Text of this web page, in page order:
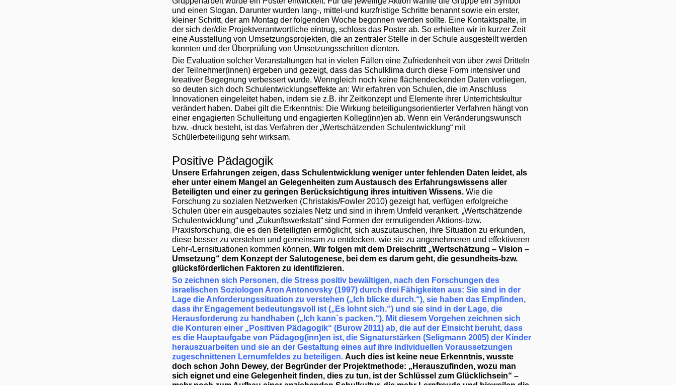
und einen Slogan. Darunter wurden lang-, mittel-und kurzfristige Schritte benannt sowie ein erster,
kleiner Schritt, der am Montag der folgenden Woche begonnen werden sollte. Eine Kontaktspalte, in
der sich der/die Projektverantwortliche eintrug, schloss das Poster ab. So erhielten wir in kurzer Zeit
eine Ausstellung von Umsetzungsprojekten, die an zentraler Stelle in der Schule ausgestellt werden
konnten und der Überprüfung von Umsetzungsschritten dienten.
Die Evaluation solcher Veranstaltungen hat in vielen Fällen eine Zufriedenheit von über zwei Dritteln
der Teilnehmer(innen) ergeben und gezeigt, dass das Schulklima durch diese Form intensiver und
kreativer Begegnung verbessert wurde. Wenngleich noch keine flächendeckenden Daten vorliegen,
so deuten sich doch Schulentwicklungseffekte an: Wir erfahren von Schulen, die im Anschluss
Innovationen eingeleitet haben, indem sie z.B. ihr Zeitkonzept und Elemente ihrer Unterrichtskultur
verändert haben. Dabei gilt die Erkenntnis: Die Wirkung beteiligungsorientierter Verfahren hängt von
einer engagierten Schulleitung und engagierten Kolleg(inn)en ab. Wenn ein Veränderungswunsch
bzw. -druck besteht, ist das Verfahren der „Wertschätzenden Schulentwicklung“ mit
Schülerbeteiligung sehr wirksam.
Positive Pädagogik
Unsere Erfahrungen zeigen, dass Schulentwicklung weniger unter fehlenden Daten leidet, als
eher unter einem Mangel an Gelegenheiten zum Austausch des Erfahrungswissens aller
Beteiligten und einer zu geringen Berücksichtigung ihres intuitiven Wissens. Wie die
Forschung zu sozialen Netzwerken (Christakis/Fowler 2010) gezeigt hat, verfügen erfolgreiche
Schulen über ein ausgebautes soziales Netz und sind in ihrem Umfeld verankert. „Wertschätzende
Schulentwicklung“ und „Zukunftswerkstatt“ sind Formen der ermutigenden Aktions-bzw.
Praxisforschung, die es den Beteiligten ermöglicht, sich auszutauschen, ihre Situation zu erkunden,
diese besser zu verstehen und gemeinsam zu entdecken, wie sie zu angenehmeren und effektiveren
Lehr-/Lernsituationen kommen können.Wir folgen mit dem Dreischritt „Wertschätzung – Vision –
Umsetzung“ dem Konzept der Salutogenese, bei dem es darum geht, die gesundheits-bzw.
glücksförderlichen Faktoren zu identifizieren.
So zeichnen sich Personen, die Stress positiv bewältigen, nach den Forschungen des
israelischen Soziologen Aron Antonovsky (1997) durch drei Fähigkeiten aus: Sie sind in der
Lage die Anforderungssituation zu verstehen („Ich blicke durch.“), sie haben das Empfinden,
dass ihr Engagement bedeutungsvoll ist („Es lohnt sich.“) und sie sind in der Lage, die
Herausforderung zu handhaben („Ich kann`s packen.“). Mit diesem Vorgehen zeichnen sich
die Konturen einer „Positiven Pädagogik“ (Burow 2011) ab, die auf der Einsicht beruht, dass
es die Hauptaufgabe von Pädagog(inn)en ist, die Signaturstärken (Seligmann 2005) der Kinder
herauszuarbeiten und sie an der Gestaltung eines auf ihre individuellen Voraussetzungen
zugeschnittenen Lernumfeldes zu beteiligen. Auch dies ist keine neue Erkenntnis, wusste
doch schon John Dewey, der Begründer der Projektmethode: „Herauszufinden, wozu man
sich eignet und eine Gelegenheit finden, dies zu tun, ist der Schlüssel zum Glücklichsein“ –